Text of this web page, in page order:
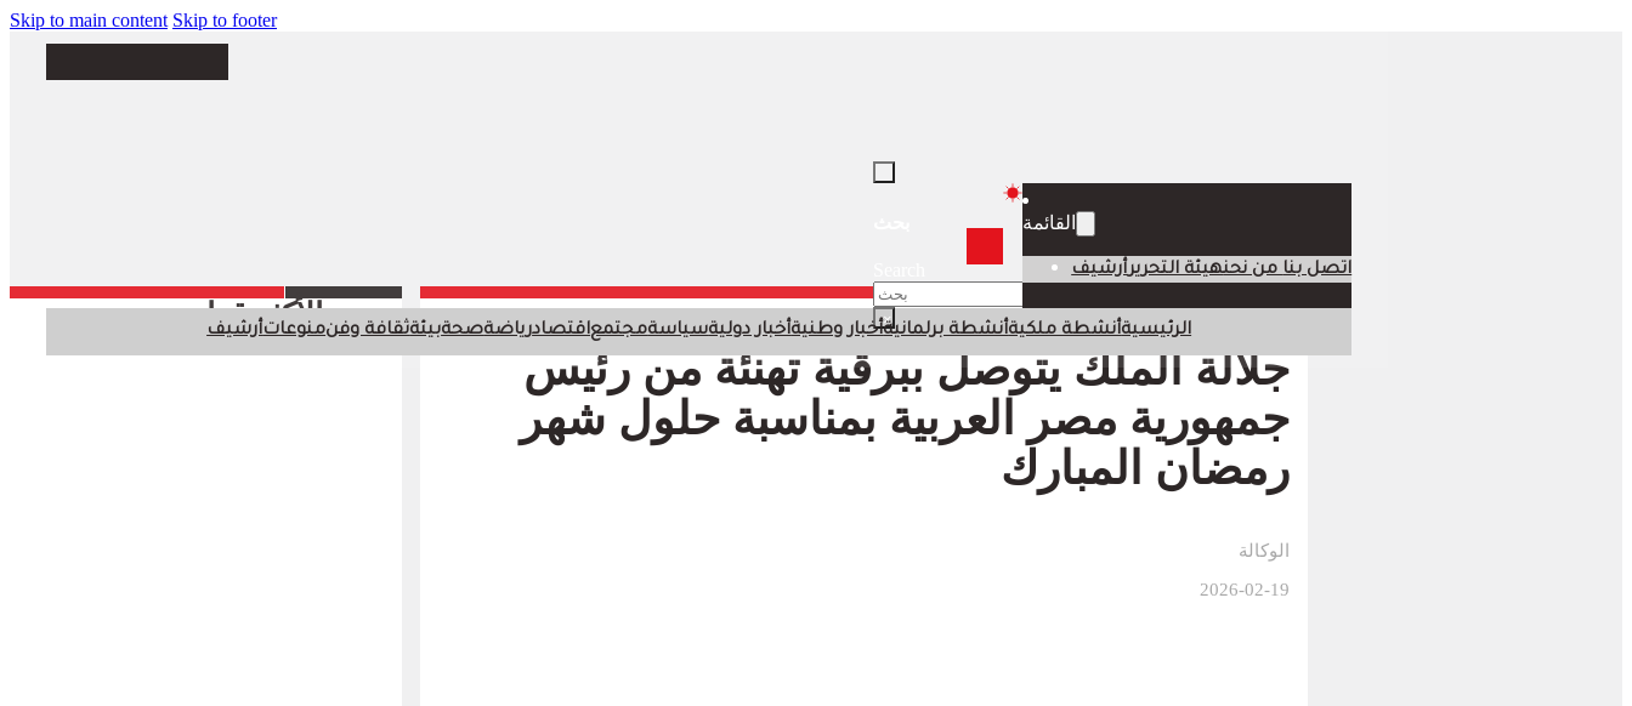
Skip to main content Skip to footer
×
القائمة
اتصل بنامن نحنهيئة التحريرأرشيف
الرئيسيةأنشطة ملكيةأنشطة برلمانيةأخبار وطنيةأخبار دوليةسياسةمجتمعاقتصادرياضةصحةبيئةثقافة وفنمنوعاتأرشيف
الأكثر قراءة
جلالة الملك يتوصل ببرقية تهنئة من رئيس
جمهورية مصر العربية بمناسبة حلول شهر
رمضان المبارك
الوكالة
2026-02-19